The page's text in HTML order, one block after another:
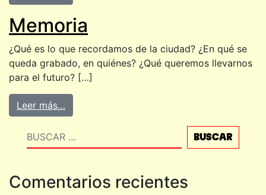
Memoria
¿Qué es lo que recordamos de la ciudad? ¿En qué se
queda grabado, en quiénes? ¿Qué queremos llevarnos
para el futuro? […]
Leer más…
Buscar
Comentarios recientes